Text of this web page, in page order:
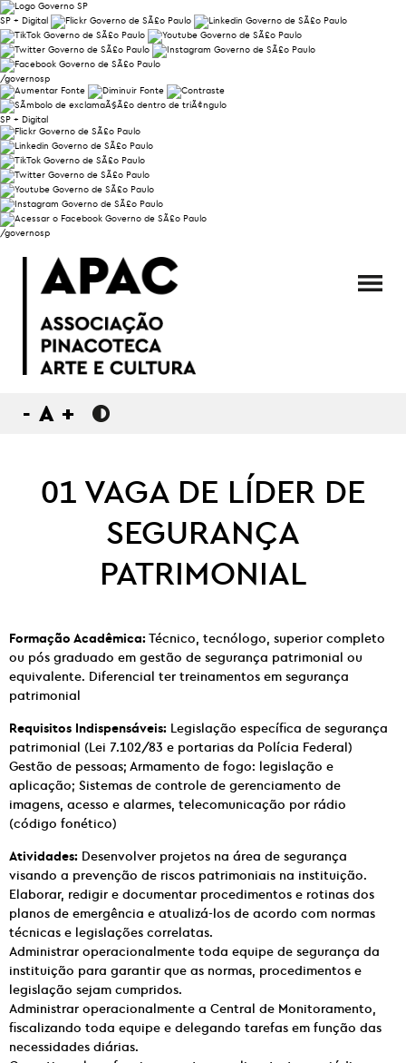
SP + Digital
/governosp
SP + Digital
/governosp
- A +
01 VAGA DE LÍDER DE
SEGURANÇA
PATRIMONIAL
Formação Acadêmica:Técnico, tecnólogo, superior completo
ou pós graduado em gestão de segurança patrimonial ou
equivalente. Diferencial ter treinamentos em segurança
patrimonial
Requisitos Indispensáveis: Legislação específica de segurança
patrimonial (Lei 7.102/83 e portarias da Polícia Federal)
Gestão de pessoas; Armamento de fogo: legislação e
aplicação; Sistemas de controle de gerenciamento de
imagens, acesso e alarmes, telecomunicação por rádio
(código fonético)
Atividades: Desenvolver projetos na área de segurança
visando a prevenção de riscos patrimoniais na instituição.
Elaborar, redigir e documentar procedimentos e rotinas dos
planos de emergência e atualizá-los de acordo com normas
técnicas e legislações correlatas.
Administrar operacionalmente toda equipe de segurança da
instituição para garantir que as normas, procedimentos e
legislação sejam cumpridos.
Administrar operacionalmente a Central de Monitoramento,
fiscalizando toda equipe e delegando tarefas em função das
necessidades diárias.